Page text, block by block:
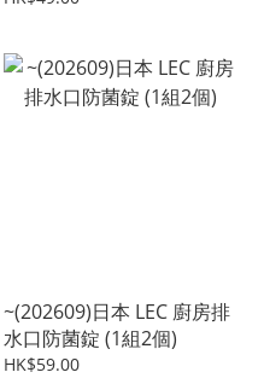
~(202609)日本 LEC 廚房排
水口防菌錠 (1組2個)
HK$59.00